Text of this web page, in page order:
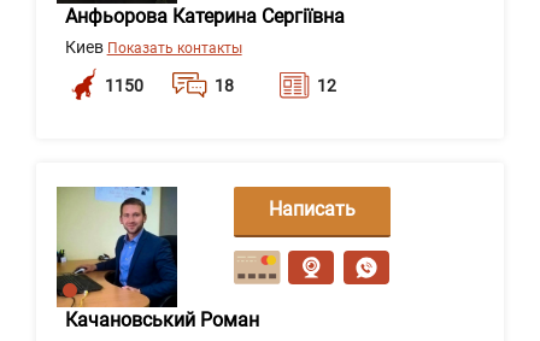
Анфьорова Катерина Сергіївна
Киев Показать контакты
1150 18 12
Качановський Роман
Написать
сообщение